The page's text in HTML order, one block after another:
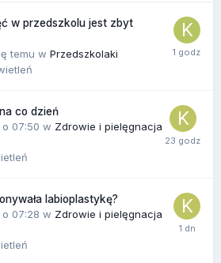
w przedszkolu jest zbyt
temu w Przedszkolaki
co dzień
07:50 w Zdrowie i pielęgnacja
labioplastykę?
07:28 w Zdrowie i pielęgnacja